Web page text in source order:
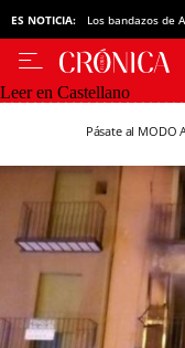
ES NOTICIA: Los bandazos de
Leer en Castellano
Pásate al MODO